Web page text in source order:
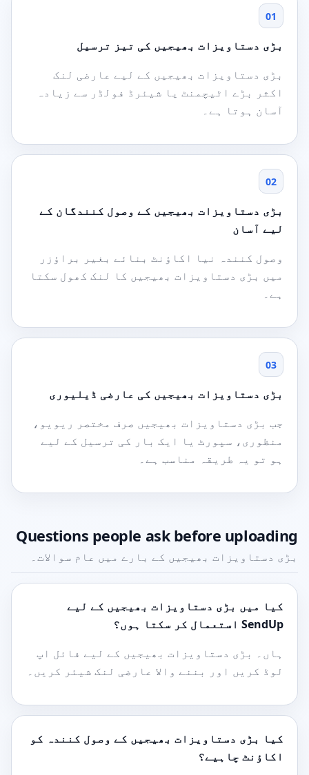
01
بڑی دستاویزات بھیجیں کی تیز ترسیل
بڑی دستاویزات بھیجیں کے لیے عارضی لنک
اکثر بڑے اٹیچمنٹ یا شیئرڈ فولڈر سے زیادہ
آسان ہوتا ہے۔
02
بڑی دستاویزات بھیجیں کے وصول کنندگان کے
لیے آسان
وصول کنندہ نیا اکاؤنٹ بنائے بغیر براؤزر
میں بڑی دستاویزات بھیجیں کا لنک کھول سکتا
ہے۔
03
بڑی دستاویزات بھیجیں کی عارضی ڈیلیوری
جب بڑی دستاویزات بھیجیں صرف مختصر ریویو،
منظوری، سپورٹ یا ایک بار کی ترسیل کے لیے
ہو تو یہ طریقہ مناسب ہے۔
Questions people ask before uploading
بڑی دستاویزات بھیجیں کے بارے میں عام سوالات۔
کیا میں بڑی دستاویزات بھیجیں کے لیے
SendUp استعمال کر سکتا ہوں؟
ہاں۔ بڑی دستاویزات بھیجیں کے لیے فائل اپ
لوڈ کریں اور بننے والا عارضی لنک شیئر کریں۔
کیا بڑی دستاویزات بھیجیں کے وصول کنندہ کو
اکاؤنٹ چاہیے؟